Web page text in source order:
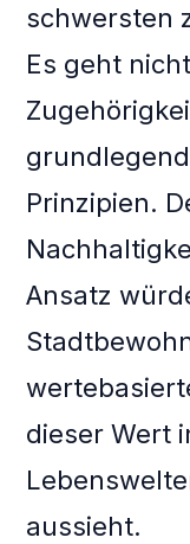
schwersten
Es geht
Prinzipien.
Ansatz
dieser Wert
aussieht.